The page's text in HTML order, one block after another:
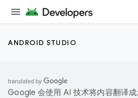
ANDROID STUDIO
Google 会使用 AI 技术将内容翻译